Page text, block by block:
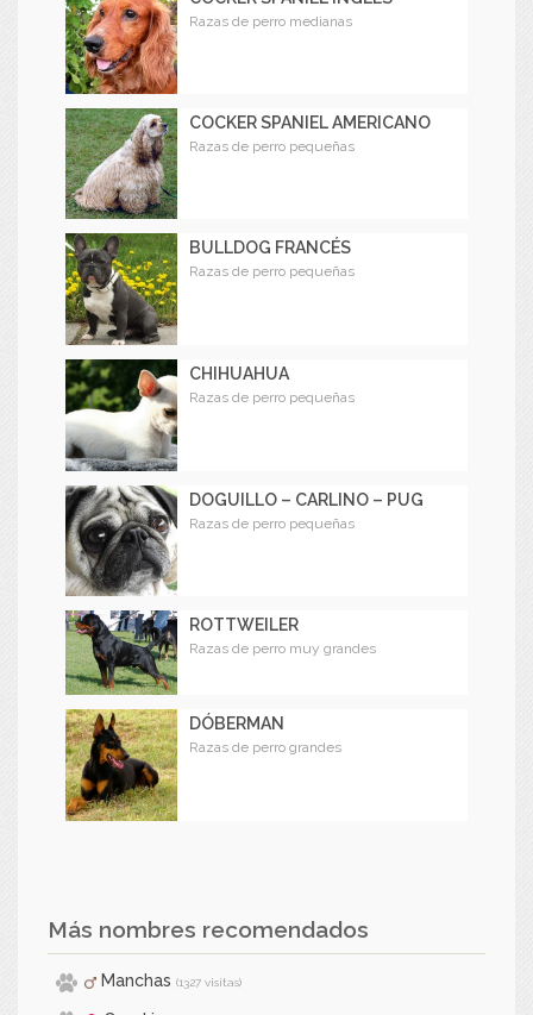
Razas de perro medianas
COCKER SPANIEL AMERICANO
Razas de perro pequeñas
BULLDOG FRANCÉS
Razas de perro pequeñas
CHIHUAHUA
Razas de perro pequeñas
DOGUILLO – CARLINO – PUG
Razas de perro pequeñas
ROTTWEILER
Razas de perro muy grandes
DÓBERMAN
Razas de perro grandes
Más nombres recomendados
Manchas (1327 visitas)